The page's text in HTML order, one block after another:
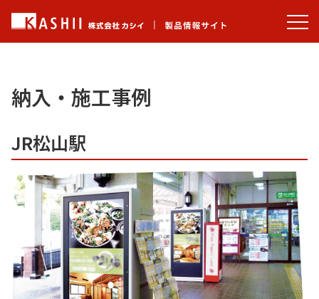
納入・施工事例
JR松山駅